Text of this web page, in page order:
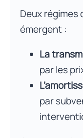
Deux régimes
émergent :
La
par les
par